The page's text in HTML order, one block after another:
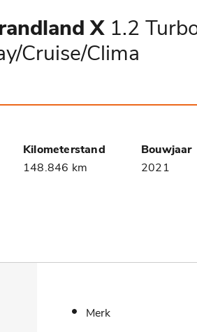
X1.2
Cruise/Clima
Kilometerstand Bouwjaar
148.846 km 2021
Merk